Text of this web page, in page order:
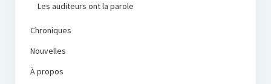
Les auditeurs ont la parole
Chroniques
Nouvelles
À propos